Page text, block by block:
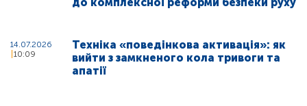
до комплексної реформи безпеки руху
14.07.2026
10:09
Техніка «поведінкова активація»: як
вийти з замкненого кола тривоги та
апатії